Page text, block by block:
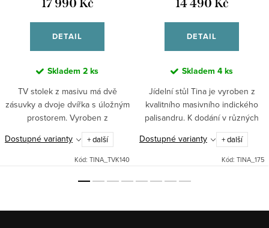
17 990 Kč
DETAIL
Skladem 2 ks
TV stolek z masivu má dvě
zásuvky a dvoje dvířka s úložným
prostorem. Vyroben z
palisandrového dřeva. Stejnou Tv
komodu máme i v rozměru šířka
200 cm zde Kolekce TINA...
Dostupné varianty + další
Kód: TINA_TVK140
14 490 Kč
DETAIL
Skladem 4 ks
Jídelní stůl Tina je vyroben z
kvalitního masivního indického
palisandru. K dodání v různých
rozměrech - délkách /
120,140,175,200 cm /
Dostupné varianty + další
Kód: TINA_175